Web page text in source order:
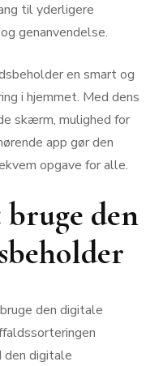
til yderligere
genanvendelse.
en smart og
i hjemmet. Med dens
skærm, mulighed for
app gør den
opgave for alle.
bruge den
den digitale
den digitale